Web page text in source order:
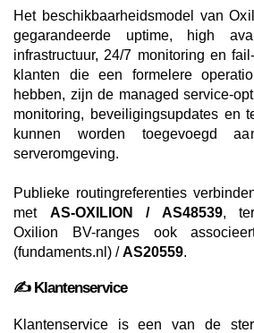
Het beschikbaarheidsmodel van
gegarandeerde uptime, high
infrastructuur, 24/7 monitoring en
klanten die een formelere
hebben, zijn de managed service-
monitoring, beveiligingsupdates en
kunnen worden toegevoegd
serveromgeving.
Publieke routingreferenties
met AS-OXILION / AS48539,
Oxilion BV-ranges ook
(fundaments.nl) /AS20559.
✍️ Klantenservice
Klantenservice is een van de